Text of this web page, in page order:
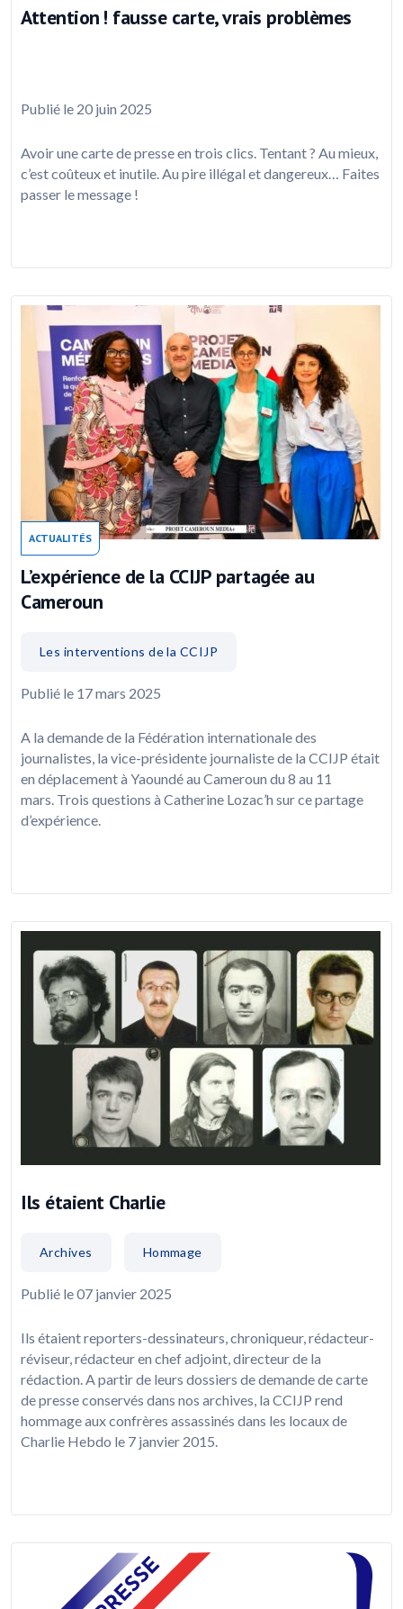
Attention ! fausse carte, vrais problèmes
Publié le 20 juin 2025
Avoir une carte de presse en trois clics. Tentant ? Au mieux,
c’est coûteux et inutile. Au pire illégal et dangereux… Faites
passer le message !
ACTUALITÉS
L’expérience de la CCIJP partagée au
Cameroun
Les interventions de la CCIJP
Publié le 17 mars 2025
A la demande de la Fédération internationale des
journalistes, la vice-présidente journaliste de la CCIJP était
en déplacement à Yaoundé au Cameroun du 8 au 11
mars. Trois questions à Catherine Lozac’h sur ce partage
d’expérience.
Ils étaient Charlie
Archives Hommage
Publié le 07 janvier 2025
Ils étaient reporters-dessinateurs, chroniqueur, rédacteur-
réviseur, rédacteur en chef adjoint, directeur de la
rédaction. A partir de leurs dossiers de demande de carte
de presse conservés dans nos archives, la CCIJP rend
hommage aux confrères assassinés dans les locaux de
Charlie Hebdo le 7 janvier 2015.